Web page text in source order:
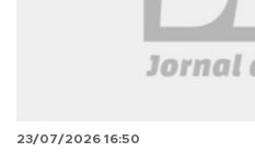
23/07/2026 16:50